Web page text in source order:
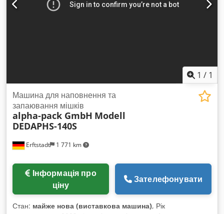
1 / 1
Erftstadt 1 771 km
Машина для наповнення та
запаювання мішків
alpha-pack GmbH Modell
DEDAPHS-140S
ціну
Зателефонувати
Стан: майже нова (виставкова машина), Рік